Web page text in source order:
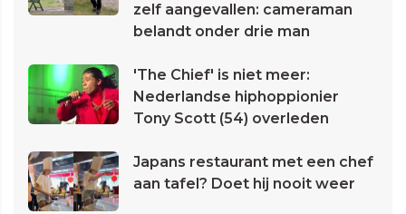
zelf aangevallen: cameraman
belandt onder drie man
'The Chief' is niet meer:
Nederlandse hiphoppionier
Tony Scott (54) overleden
Japans restaurant met een chef
aan tafel? Doet hij nooit weer